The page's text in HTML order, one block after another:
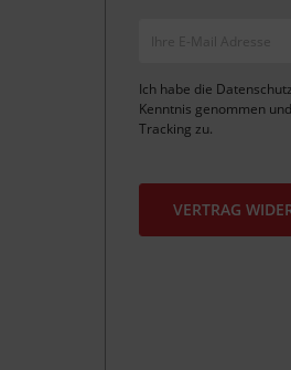
Ich habe die
Kenntnis genommen
Tracking zu.
VERTRAG